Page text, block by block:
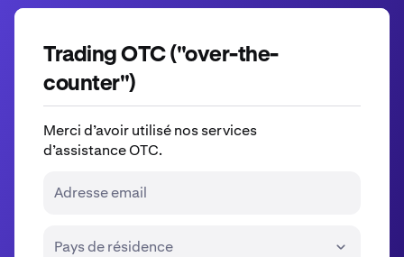
Trading OTC ("over-the-
counter")
Merci d’avoir utilisé nos services
d’assistance OTC.
Adresse email
Pays de résidence